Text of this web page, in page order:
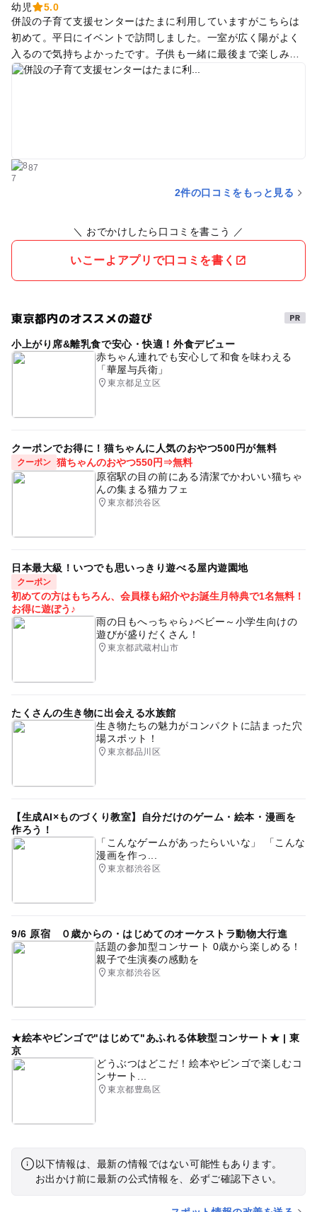
幼児
5.0
併設の子育て支援センターはたまに利用していますがこちらは
初めて。平日にイベントで訪問しました。一室が広く陽がよく
入るので気持ちよかったです。子供も一緒に最後まで楽しみま
した。授乳やおむつ替えは可能ですが、簡単な食事ができるよ
87
2件の口コミをもっと見る
＼ おでかけしたら口コミを書こう ／
いこーよアプリで口コミを書く
東京都内のオススメの遊び
小上がり席&離乳食で安心・快適！外食デビュー
赤ちゃん連れでも安心して和食を味わえる
「華屋与兵衛」
東京都足立区
クーポンでお得に！猫ちゃんに人気のおやつ500円が無料
クーポン 猫ちゃんのおやつ550円⇒無料
原宿駅の目の前にある清潔でかわいい猫ちゃ
んの集まる猫カフェ
東京都渋谷区
日本最大級！いつでも思いっきり遊べる屋内遊園地
クーポン
初めての方はもちろん、会員様も紹介やお誕生月特典で1名無料！
お得に遊ぼう♪
雨の日もへっちゃら♪ベビー～小学生向けの
遊びが盛りだくさん！
東京都武蔵村山市
たくさんの生き物に出会える水族館
生き物たちの魅力がコンパクトに詰まった穴
場スポット！
東京都品川区
【生成AI×ものづくり教室】自分だけのゲーム・絵本・漫画を
作ろう！
「こんなゲームがあったらいいな」 「こんな
漫画を作っ...
東京都渋谷区
9/6 原宿 ０歳からの・はじめてのオーケストラ動物大行進
話題の参加型コンサート 0歳から楽しめる！
親子で生演奏の感動を
東京都渋谷区
★絵本やビンゴで"はじめて"あふれる体験型コンサート★ | 東
京
どうぶつはどこだ！絵本やビンゴで楽しむコ
ンサート...
東京都豊島区
以下情報は、最新の情報ではない可能性もあります。
お出かけ前に最新の公式情報を、必ずご確認下さい。